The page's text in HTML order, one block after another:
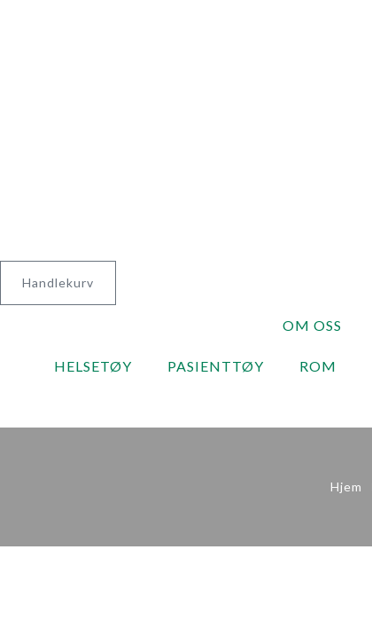
Handlekurv
OM OSS
HELSETØY PASIENTTØY ROM
Hjem